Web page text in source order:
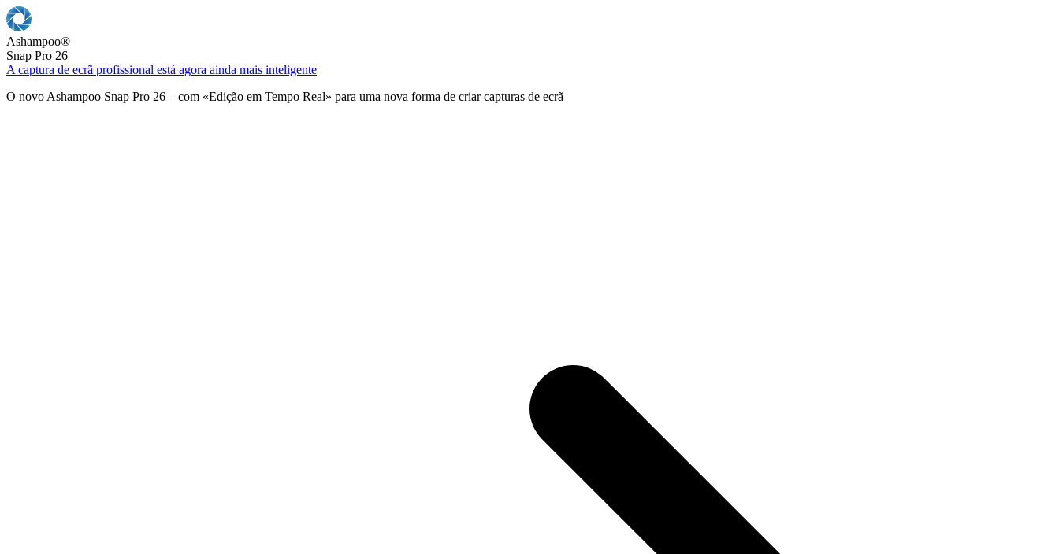
Ashampoo®
Snap Pro 26
A captura de ecrã profissional está agora ainda mais inteligente
O novo Ashampoo Snap Pro 26 – com «Edição em Tempo Real» para uma nova forma de criar capturas de ecrã